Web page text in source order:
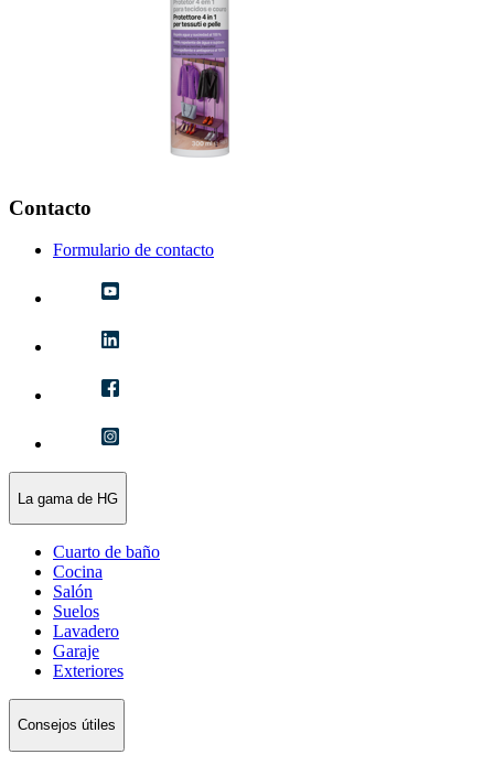
Contacto
Formulario de contacto
La gama de HG
Cuarto de baño
Cocina
Salón
Suelos
Lavadero
Garaje
Exteriores
Consejos útiles